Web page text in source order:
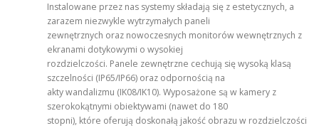
Instalowane przez nas systemy składają się z estetycznych, a
zarazem niezwykle wytrzymałych paneli
zewnętrznych oraz nowoczesnych monitorów wewnętrznych z
ekranami dotykowymi o wysokiej
rozdzielczości. Panele zewnętrzne cechują się wysoką klasą
szczelności (IP65/IP66) oraz odpornością na
akty wandalizmu (IK08/IK10). Wyposażone są w kamery z
szerokokątnymi obiektywami (nawet do 180
stopni), które oferują doskonałą jakość obrazu w rozdzielczości